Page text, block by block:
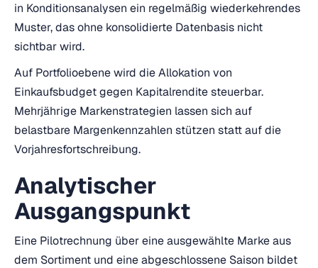
in Konditionsanalysen ein regelmäßig wiederkehrendes
Muster, das ohne konsolidierte Datenbasis nicht
sichtbar wird.
Auf Portfolioebene wird die Allokation von
Einkaufsbudget gegen Kapitalrendite steuerbar.
Mehrjährige Markenstrategien lassen sich auf
belastbare Margenkennzahlen stützen statt auf die
Vorjahresfortschreibung.
Analytischer
Ausgangspunkt
Eine Pilotrechnung über eine ausgewählte Marke aus
dem Sortiment und eine abgeschlossene Saison bildet